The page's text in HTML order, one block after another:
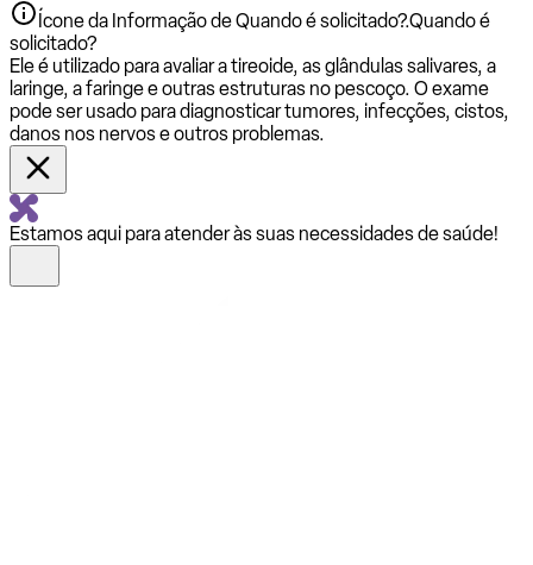
Ícone da Informação de Quando é solicitado?.Quando é
solicitado?
Ele é utilizado para avaliar a tireoide, as glândulas salivares, a
laringe, a faringe e outras estruturas no pescoço. O exame
pode ser usado para diagnosticar tumores, infecções, cistos,
danos nos nervos e outros problemas.
Estamos aqui para atender às suas necessidades de saúde!